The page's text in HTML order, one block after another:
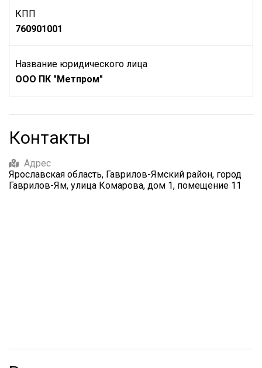
КПП
760901001
Название юридического лица
ООО ПК "Метпром"
Контакты
Адрес
Ярославская область, Гаврилов-Ямский район, город
Гаврилов-Ям, улица Комарова, дом 1, помещение 11